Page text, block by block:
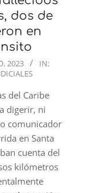
dos de
en
2023
IN:
del Caribe
digerir, ni
comunicador
en Santa
cuenta del
kilómetros